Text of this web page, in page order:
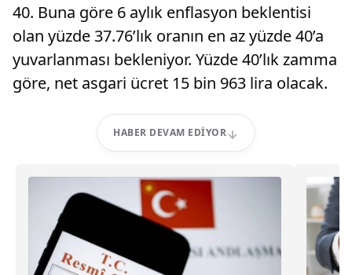
40. Buna göre 6 aylık enflasyon beklentisi
olan yüzde 37.76’lık oranın en az yüzde 40’a
yuvarlanması bekleniyor. Yüzde 40’lık zamma
göre, net asgari ücret 15 bin 963 lira olacak.
HABER DEVAM EDIYOR